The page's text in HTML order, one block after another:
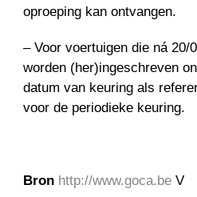
oproeping kan ontvangen.
– Voor voertuigen die ná 20/
worden (her)ingeschreven
datum van keuring als
voor de periodieke keuring.
Bron http://www.goca.be V